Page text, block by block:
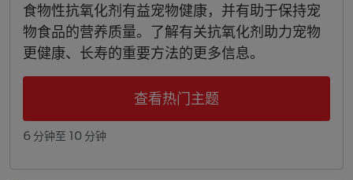
食物性抗氧化剂有益宠物健康，并有助于保持宠
物食品的营养质量。了解有关抗氧化剂助力宠物
更健康、长寿的重要方法的更多信息。
查看热门主题
6 分钟至 10 分钟